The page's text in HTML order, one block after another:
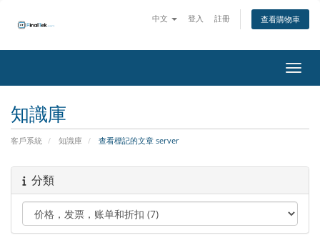
中文 登入 註冊 查看購物車
切換
知識庫
客戶系統 知識庫 查看標記的文章 server
分類